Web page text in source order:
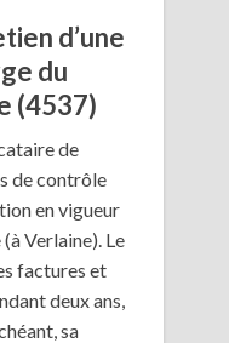
d’une
du
(4537)
de
de contrôle
en vigueur
Verlaine). Le
factures et
deux ans,
sa